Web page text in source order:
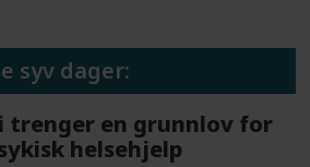
syv dager:
trenger en grunnlov for
helsehjelp